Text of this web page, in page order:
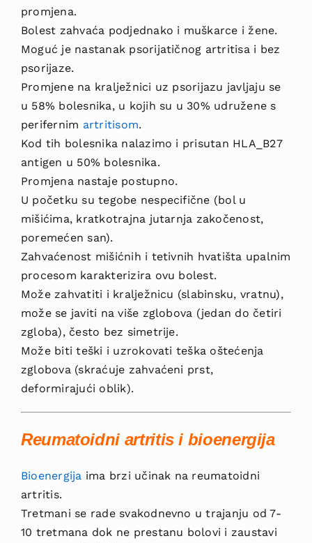
promjena.
Bolest zahvaća podjednako i muškarce i žene.
Moguć je nastanak psorijatičnog artritisa i bez
psorijaze.
Promjene na kralježnici uz psorijazu javljaju se
u 58% bolesnika, u kojih su u 30% udružene s
perifernim artritisom.
Kod tih bolesnika nalazimo i prisutan HLA_B27
antigen u 50% bolesnika.
Promjena nastaje postupno.
U početku su tegobe nespecifične (bol u
mišićima, kratkotrajna jutarnja zakočenost,
poremećen san).
Zahvaćenost mišićnih i tetivnih hvatišta upalnim
procesom karakterizira ovu bolest.
Može zahvatiti i kralježnicu (slabinsku, vratnu),
može se javiti na više zglobova (jedan do četiri
zgloba), često bez simetrije.
Može biti teški i uzrokovati teška oštećenja
zglobova (skraćuje zahvaćeni prst,
deformirajući oblik).
Reumatoidni artritisi bioenergija
Bioenergija ima brzi učinak na reumatoidni
artritis.
Tretmani se rade svakodnevno u trajanju od 7-
10 tretmana dok ne prestanu bolovi i zaustavi